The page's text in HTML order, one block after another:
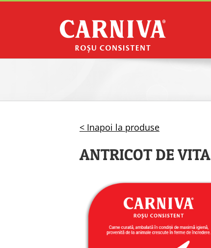
< Inapoi la produse
ANTRICOT DE VITA